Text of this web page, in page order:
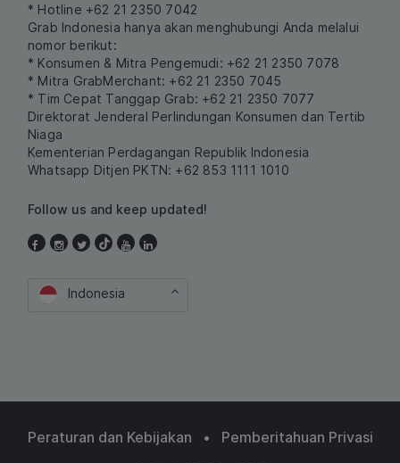
* Hotline +62 21 2350 7042
Grab Indonesia hanya akan menghubungi Anda melalui
nomor berikut:
* Konsumen & Mitra Pengemudi: +62 21 2350 7078
* Mitra GrabMerchant: +62 21 2350 7045
* Tim Cepat Tanggap Grab: +62 21 2350 7077
Direktorat Jenderal Perlindungan Konsumen dan Tertib
Niaga
Kementerian Perdagangan Republik Indonesia
Whatsapp Ditjen PKTN: +62 853 1111 1010
Follow us and keep updated!
Indonesia
Peraturan dan Kebijakan •
Pemberitahuan Privasi